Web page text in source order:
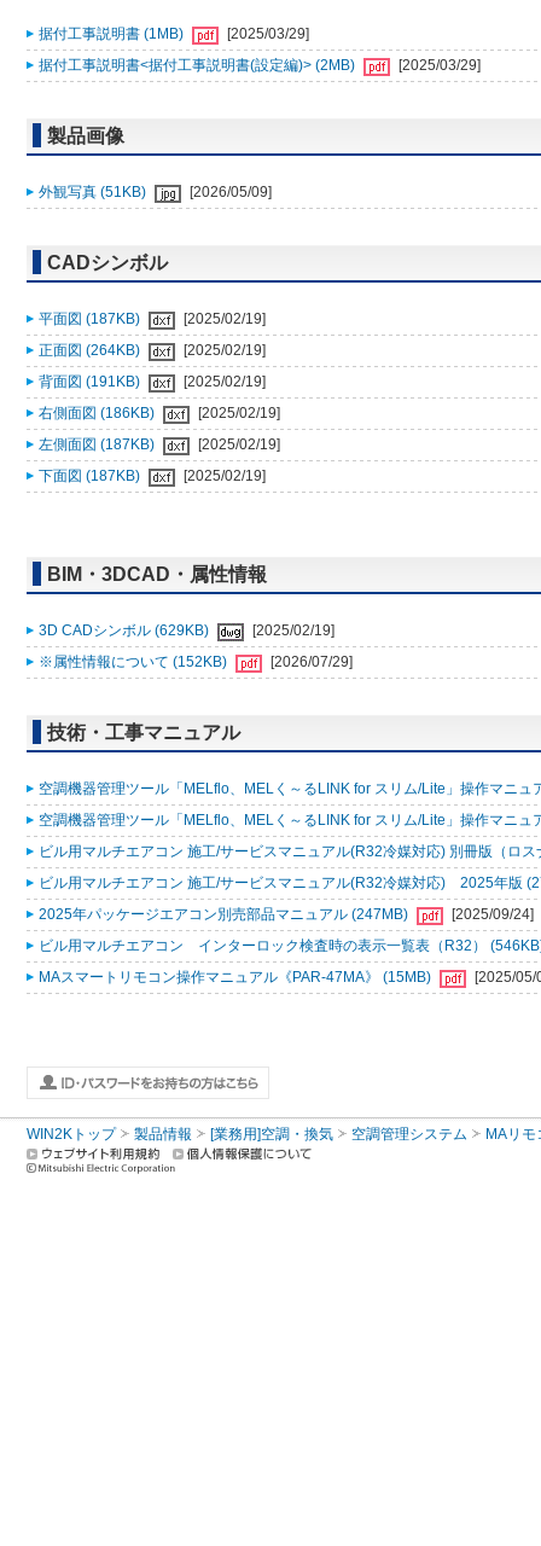
据付工事説明書 (1MB)
[2025/03/29]
据付工事説明書<据付工事説明書(設定編)> (2MB)
[2025/03/29]
製品画像
外観写真 (51KB) [2026/05/09]
CADシンボル
平面図 (187KB)
[2025/02/19]
正面図 (264KB)
[2025/02/19]
背面図 (191KB)
[2025/02/19]
右側面図 (186KB)
[2025/02/19]
左側面図 (187KB)
[2025/02/19]
下面図 (187KB)
[2025/02/19]
BIM・3DCAD・属性情報
3D CADシンボル (629KB)
[2025/02/19]
※属性情報について (152KB)
[2026/07/29]
技術・工事マニュアル
空調機器管理ツール「MELflo、MELく～るLINK for スリム/Lite」操作マニュ
空調機器管理ツール「MELflo、MELく～るLINK for スリム/Lite」操作マニュ
ビル用マルチエアコン 施工/サービスマニュアル(R32冷媒対応) 別冊版（ロ
ビル用マルチエアコン 施工/サービスマニュアル(R32冷媒対応) 2025年版
2025年パッケージエアコン別売部品マニュアル (247MB)
[2025/09/24]
ビル用マルチエアコン インターロック検査時の表示一覧表（R32）
MAスマートリモコン操作マニュアル《PAR-47MA》 (15MB)
[2025/05/
WIN2Kトップ 製品情報 [業務用]空調・換気 空調管理システム MAリモ